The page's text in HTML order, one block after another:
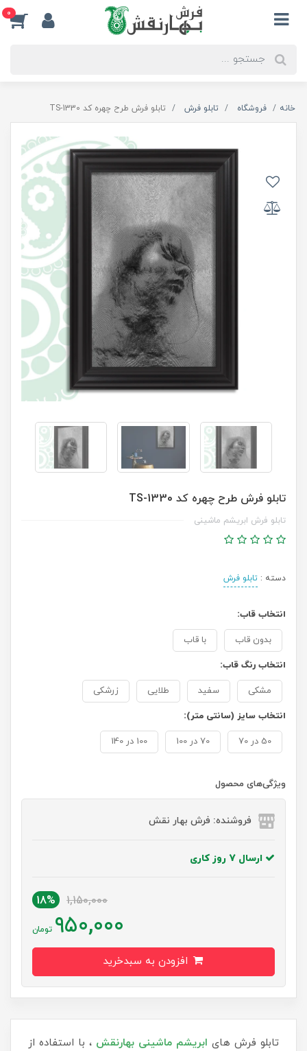
0
خانه فروشگاه تابلو فرش تابلو فرش طرح چهره کد TS-1330
تابلو فرش طرح چهره کد TS-1330
تابلو فرش ابریشم ماشینی
دسته : تابلو فرش
انتخاب قاب:
بدون قاب با قاب
انتخاب رنگ قاب:
مشکی سفید طلایی زرشکی
انتخاب سایز (سانتی متر):
50 در 70 70 در 100 100 در 140
ویژگی‌های محصول
فروشنده: فرش بهار نقش
ارسال 7 روز کاری
1,150,000
18%
950,000 تومان
تابلو فرش های ابریشم ماشینی بهارنقش ، با استفاده از